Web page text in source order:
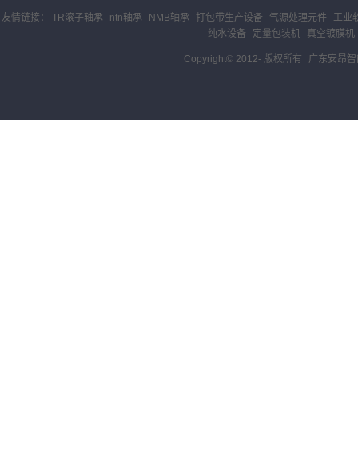
友情链接： TR滚子轴承 ntn轴承 NMB轴承 打包带生产设备 气源处理元件
工业
纯水设备
定量包装机 真空镀膜机
Copyright© 2012-版权所有 广东安昂